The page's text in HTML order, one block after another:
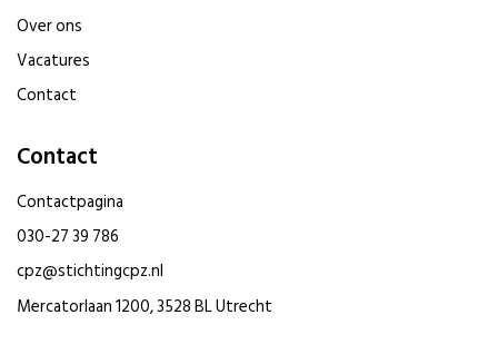
Over ons
Vacatures
Contact
Contact
Contactpagina
030-27 39 786
cpz@stichtingcpz.nl
Mercatorlaan 1200, 3528 BL Utrecht